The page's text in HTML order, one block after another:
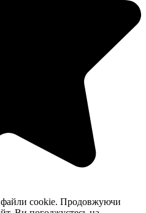
cookie. Продовжуючи